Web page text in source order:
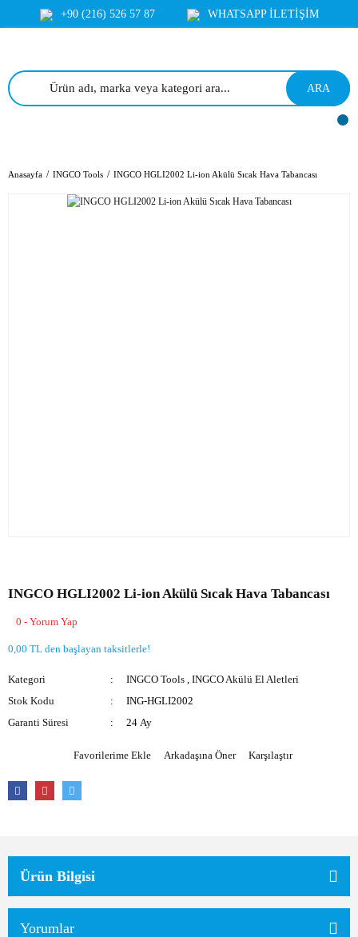
+90 (216) 526 57 87 WHATSAPP İLETİŞİM
ARA
Anasayfa INGCO Tools INGCO HGLI2002 Li-ion Akülü Sıcak Hava Tabancası
INGCO HGLI2002 Li-ion Akülü Sıcak Hava Tabancası
0 - Yorum Yap
0,00 TL den başlayan taksitlerle!
Kategori INGCO Tools ,INGCO Akülü El Aletleri
Stok Kodu
ING-HGLI2002
Garanti Süresi
24 Ay
Arkadaşına Öner Karşılaştır
Ürün Bilgisi
Yorumlar